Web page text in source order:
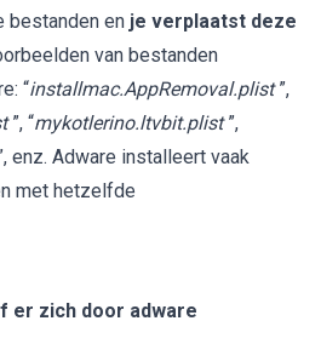
bestanden en je verplaatst deze
van bestanden
“installmac.AppRemoval.plist ”,
”, “mykotlerino.ltvbit.plist ”,
enz. Adware installeert vaak
met hetzelfde
er zich door adware